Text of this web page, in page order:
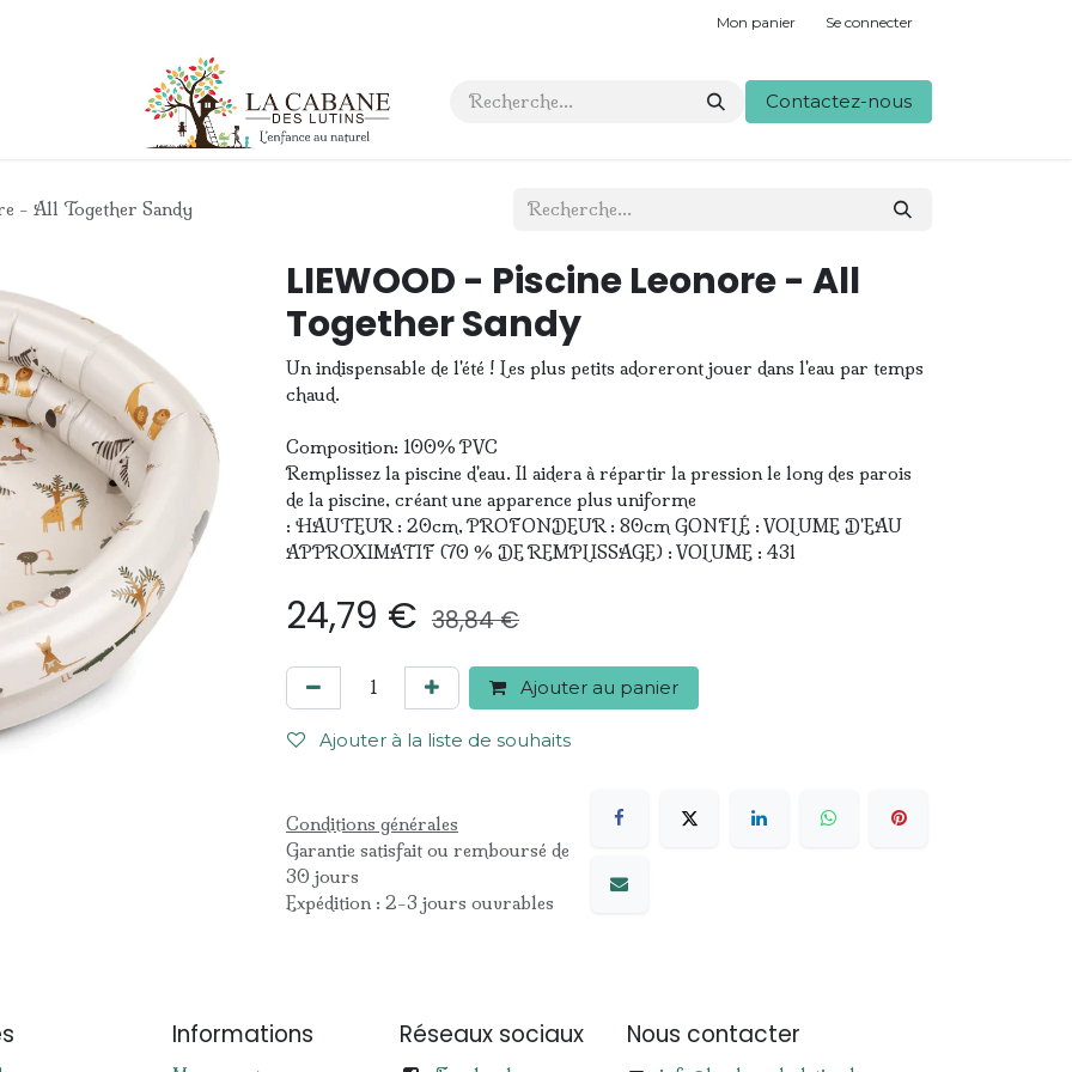
Mon panier Se connecter
Contact Contactez-nous
- All Together Sandy
LIEWOOD - Piscine Leonore - All
Together Sandy
Un indispensable de l'été ! Les plus petits adoreront jouer dans l'eau par temps
chaud.
Composition: 100% PVC
Remplissez la piscine d'eau. Il aidera à répartir la pression le long des parois
de la piscine, créant une apparence plus uniforme
: HAUTEUR : 20cm, PROFONDEUR : 80cm GONFLÉ : VOLUME D'EAU
APPROXIMATIF (70 % DE REMPLISSAGE) : VOLUME : 43l
24,79 € 38,84€
Ajouter au panier
Ajouter à la liste de souhaits
Conditions générales
Garantie satisfait ou remboursé de
30 jours
Expédition : 2-3 jours ouvrables
Informations Réseaux sociaux Nous contacter